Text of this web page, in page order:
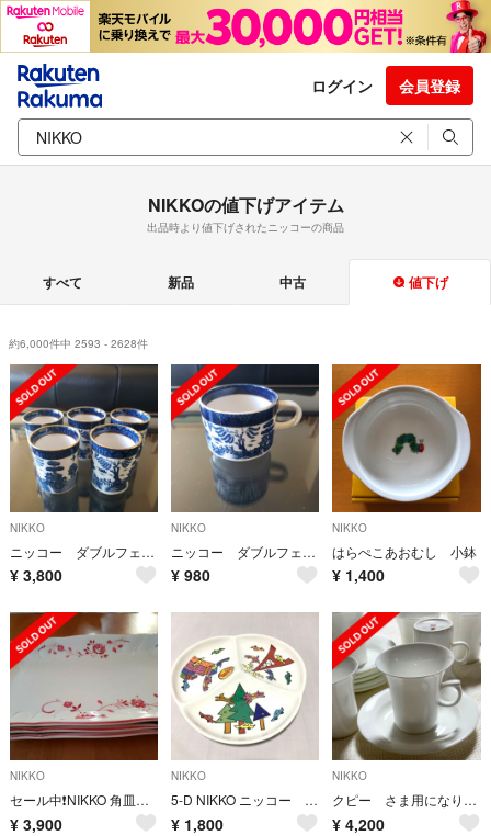
ログイン 会員登録
NIKKOの値下げアイテム
出品時より値下げされたニッコーの商品
すべて 新品 中古 値下げ
約6,000件中 2593 - 2628件
NIKKO
ニッコー ダブルフェニックス 湯呑み5客
¥ 3,800
NIKKO
ニッコー ダブルフェニックス スープカップ 希少品
¥ 980
NIKKO
はらぺこあおむし 小鉢
¥ 1,400
NIKKO
セール中❗NIKKO 角皿３枚組 おまとめ割引します❗
¥ 3,900
NIKKO
5-D NIKKO ニッコー 大皿 PERCEPTION
¥ 1,800
NIKKO
クピー さま用になります。
¥ 4,200